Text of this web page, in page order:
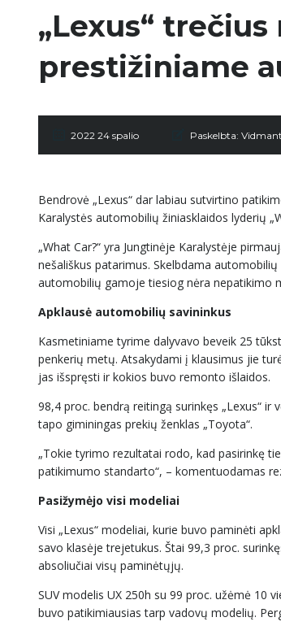
„Lexus“
prestižiniame
2022 24 spalio Paskelbta:
Bendrovė „Lexus“ dar labiau sutvirtino
Karalystės automobilių žiniasklaidos lyderių
„What Car?“ yra Jungtinėje Karalystėje
nešališkus patarimus. Skelbdama
automobilių gamoje tiesiog nėra nepatikimo
Apklausė automobilių savininkus
Kasmetiniame tyrime dalyvavo beveik 25
penkerių metų. Atsakydami į klausimus jie
jas išspręsti ir kokios buvo remonto išlaidos.
98,4 proc. bendrą reitingą surinkęs „Lexus“
tapo giminingas prekių ženklas „Toyota“.
„Tokie tyrimo rezultatai rodo, kad pasirinkę
patikimumo standarto“, – komentuodamas
Pasižymėjo visi modeliai
Visi „Lexus“ modeliai, kurie buvo paminėti
savo klasėje trejetukus. Štai 99,3 proc.
absoliučiai visų paminėtųjų.
SUV modelis UX 250h su 99 proc. užėmė 10
buvo patikimiausias tarp vadovų modelių.